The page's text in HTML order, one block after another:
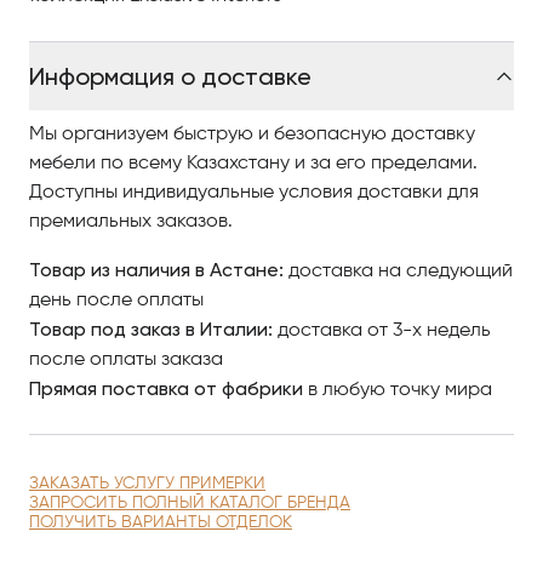
Информация о доставке
Мы организуем быструю и безопасную доставку
мебели по всему Казахстану и за его пределами.
Доступны индивидуальные условия доставки для
премиальных заказов.
Товар из наличия в Астане: доставка на следующий
день после оплаты
Товар под заказ в Италии: доставка от 3-х недель
после оплаты заказа
Прямая поставка от фабрики в любую точку мира
ЗАКАЗАТЬ УСЛУГУ ПРИМЕРКИ
ЗАПРОСИТЬ ПОЛНЫЙ КАТАЛОГ БРЕНДА
ПОЛУЧИТЬ ВАРИАНТЫ ОТДЕЛОК